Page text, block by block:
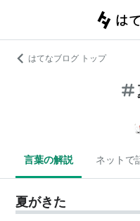
はてなブログ トップ
言葉の解説 ネットで
夏がきた